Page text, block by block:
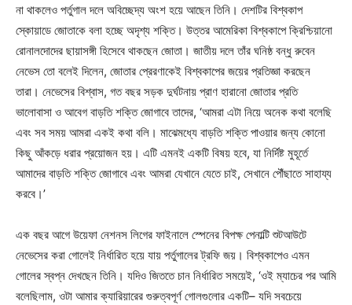
না থাকলেও পর্তুগাল দলে অবিচ্ছেদ্য অংশ হয়ে আছেন তিনি। দেশটির বিশ্বকাপ
স্কোয়াডে জোতাকে বলা হচ্ছে অদৃশ্য শক্তি। উত্তর আমেরিকা বিশ্বকাপে ক্রিশ্চিয়ানো
রোনালদোদের ছায়াসঙ্গী হিসেবে থাকছেন জোতা। জাতীয় দলে তাঁর ঘনিষ্ঠ বন্ধু রুবেন
নেভেস তো বলেই দিলেন, জোতার প্রেরণাকেই বিশ্বকাপের জয়ের প্রতিজ্ঞা করছেন
তারা। নেভেসের বিশ্বাস, গত বছর সড়ক দুর্ঘটনায় প্রাণ হারানো জোতার প্রতি
ভালোবাসা ও আবেগ বাড়তি শক্তি জোগাবে তাদের, ‘আমরা এটা নিয়ে অনেক কথা বলেছি
এবং সব সময় আমরা একই কথা বলি। মাঝেমধ্যে বাড়তি শক্তি পাওয়ার জন্য কোনো
কিছু আঁকড়ে ধরার প্রয়োজন হয়। এটি এমনই একটি বিষয় হবে, যা নির্দিষ্ট মুহূর্তে
আমাদের বাড়তি শক্তি জোগাবে এবং আমরা যেখানে যেতে চাই, সেখানে পৌঁছাতে সাহায্য
করবে।’
এক বছর আগে উয়েফা নেশনস লিগের ফাইনালে স্পেনের বিপক্ষ পেনাল্টি শুটআউটে
নেভেসের করা গোলেই নির্ধারিত হয়ে যায় পর্তুগালের ট্রফি জয়। বিশ্বকাপেও এমন
গোলের স্বপ্ন দেখছেন তিনি। যদিও জিততে চান নির্ধারিত সময়েই, ‘ওই ম্যাচের পর আমি
বলেছিলাম, ওটা আমার ক্যারিয়ারের গুরুত্বপূর্ণ গোলগুলোর একটি– যদি সবচেয়ে